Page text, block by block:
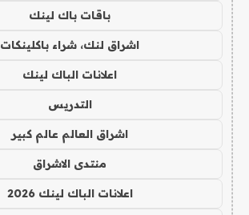
باقات باك لينك
اشراق لنك، شراء باكلينكات
اعلانات الباك لينك
التدريس
اشراق العالم عالم كبير
منتدى الاشراق
اعلانات الباك لينك 2026